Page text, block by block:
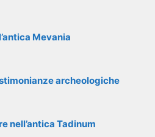
Mevania
archeologiche
nell’antica Tadinum